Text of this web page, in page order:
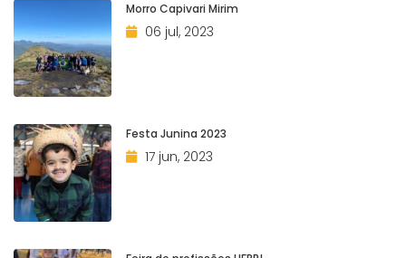
Morro Capivari Mirim
06 jul, 2023
Festa Junina 2023
17 jun, 2023